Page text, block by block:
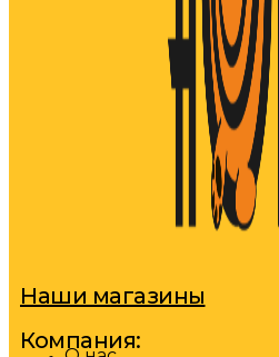
Наши магазины
Компания: